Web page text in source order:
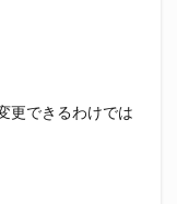
更できるわけでは